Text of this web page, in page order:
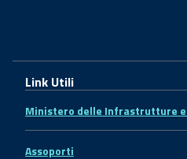
Link Utili
Ministero delle Infrastrutture
Assoporti